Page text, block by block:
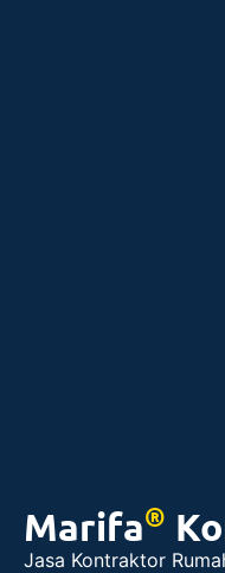
Marifa®
Jasa Kontraktor